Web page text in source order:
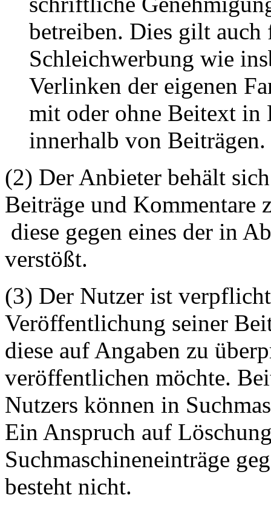
betreiben. Dies gilt auch
Schleichwerbung wie
Verlinken der eigenen
mit oder ohne Beitext in
innerhalb von Beiträgen.
(2) Der Anbieter behält
Beiträge und Kommentare
diese gegen eines der in
verstößt.
(3) Der Nutzer ist
Veröffentlichung seiner
diese auf Angaben zu
veröffentlichen möchte.
Nutzers können in
Ein Anspruch auf
Suchmaschineneinträge
besteht nicht.